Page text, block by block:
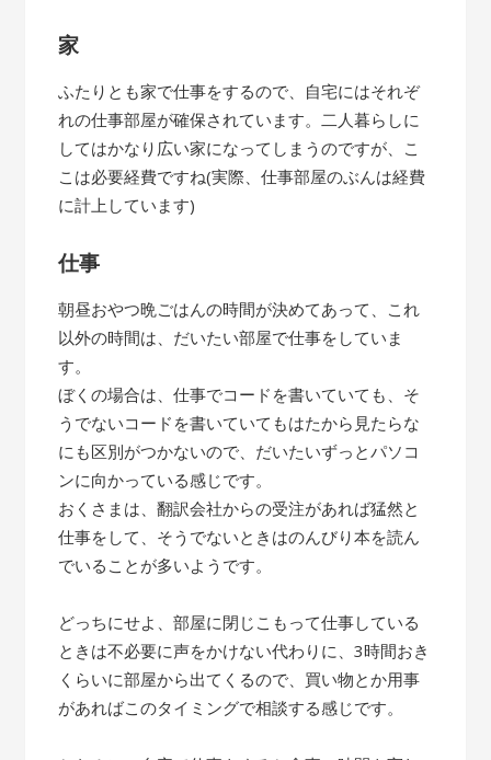
家
ふたりとも家で仕事をするので、自宅にはそれぞ
れの仕事部屋が確保されています。二人暮らしに
してはかなり広い家になってしまうのですが、こ
こは必要経費ですね(実際、仕事部屋のぶんは経費
に計上しています)
仕事
朝昼おやつ晩ごはんの時間が決めてあって、これ
以外の時間は、だいたい部屋で仕事をしていま
す。
ぼくの場合は、仕事でコードを書いていても、そ
うでないコードを書いていてもはたから見たらな
にも区別がつかないので、だいたいずっとパソコ
ンに向かっている感じです。
おくさまは、翻訳会社からの受注があれば猛然と
仕事をして、そうでないときはのんびり本を読ん
でいることが多いようです。
どっちにせよ、部屋に閉じこもって仕事している
ときは不必要に声をかけない代わりに、3時間おき
くらいに部屋から出てくるので、買い物とか用事
があればこのタイミングで相談する感じです。